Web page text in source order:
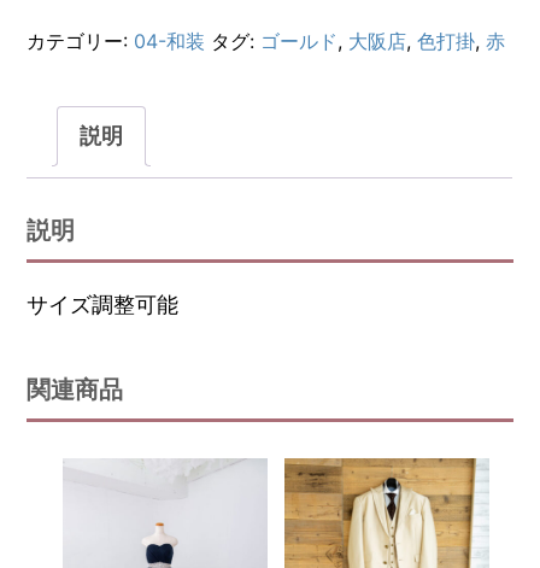
カテゴリー: 04-和装 タグ: ゴールド, 大阪店,色打掛,赤
説明
説明
サイズ調整可能
関連商品